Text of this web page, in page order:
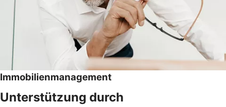
Immobilienmanagement
Unterstützung durch